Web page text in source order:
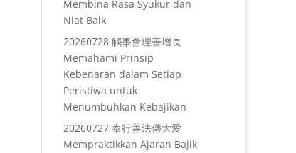
Membina Rasa Syukur dan
Niat Baik
20260728 觸事會理善增長
Memahami Prinsip
Kebenaran dalam Setiap
Peristiwa untuk
Menumbuhkan Kebajikan
20260727 奉行善法傳大愛
Mempraktikkan Ajaran Bajik